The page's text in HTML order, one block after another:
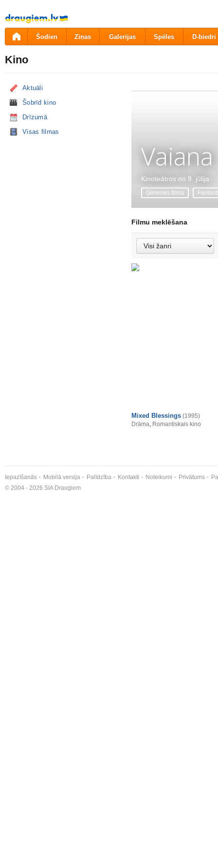
Pāriet
uz
saturu
Šodien Ziņas Galerijas Spēles D-biedri
Kino
Aktuāli
Šobrīd kino
Drīzumā
Visas filmas
Vaiana
Kinoteātros no 8. jūlija
Ģimenes filma
Filmu meklēšana
Mixed Blessings (1995)
Drāma, Romantiskais kino
Iepazīšanās Mobilā versija Palīdzība Kontakti Noteikumi Privātums
© 2004 - 2026 SIA Draugiem